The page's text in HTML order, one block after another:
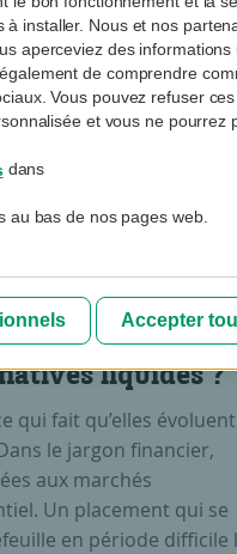
fait qu’elles
et des
liquides ?
qui fait qu’elles évoluent
le jargon financier,
aux marchés
Un placement qui se
en période difficile
installer. Nous et nos
aperceviez des informations
de comprendre
Vous pouvez refuser ces
et vous ne pourrez
dans
au bas de nos pages web.
Accepter